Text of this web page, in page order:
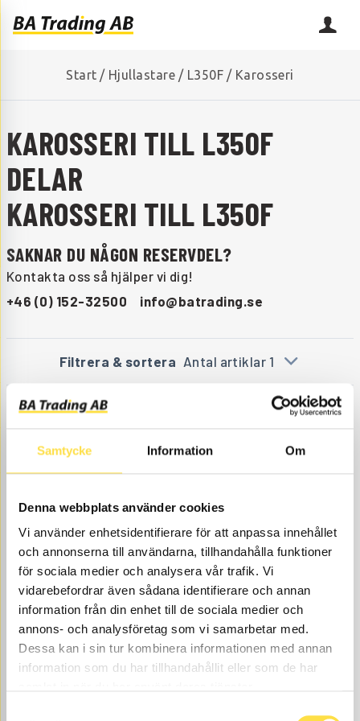
Samtycke Information Om
Denna webbplats använder cookies
Vi använder enhetsidentifierare för att anpassa innehållet
och annonserna till användarna, tillhandahålla funktioner
för sociala medier och analysera vår trafik. Vi
vidarebefordrar även sådana identifierare och annan
information från din enhet till de sociala medier och
annons- och analysföretag som vi samarbetar med.
Dessa kan i sin tur kombinera informationen med annan
information som du har tillhandahållit eller som de har
Start / Hjullastare / L350F / Karosseri
KAROSSERI TILL L350F
DELAR
KAROSSERI TILL L350F
SAKNAR DU NÅGON RESERVDEL?
Kontakta oss så hjälper vi dig!
+46 (0) 152-32500
info@batrading.se
Filtrera & sortera Antal artiklar 1
GASFJÄDER 1300Nm
GL547 Ref. nr11435547Sidoluckor, bakre.
375.00
Webblager ÅTGÅR
KÖP